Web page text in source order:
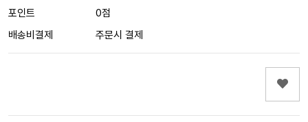
포인트
0점
배송비결제
주문시 결제